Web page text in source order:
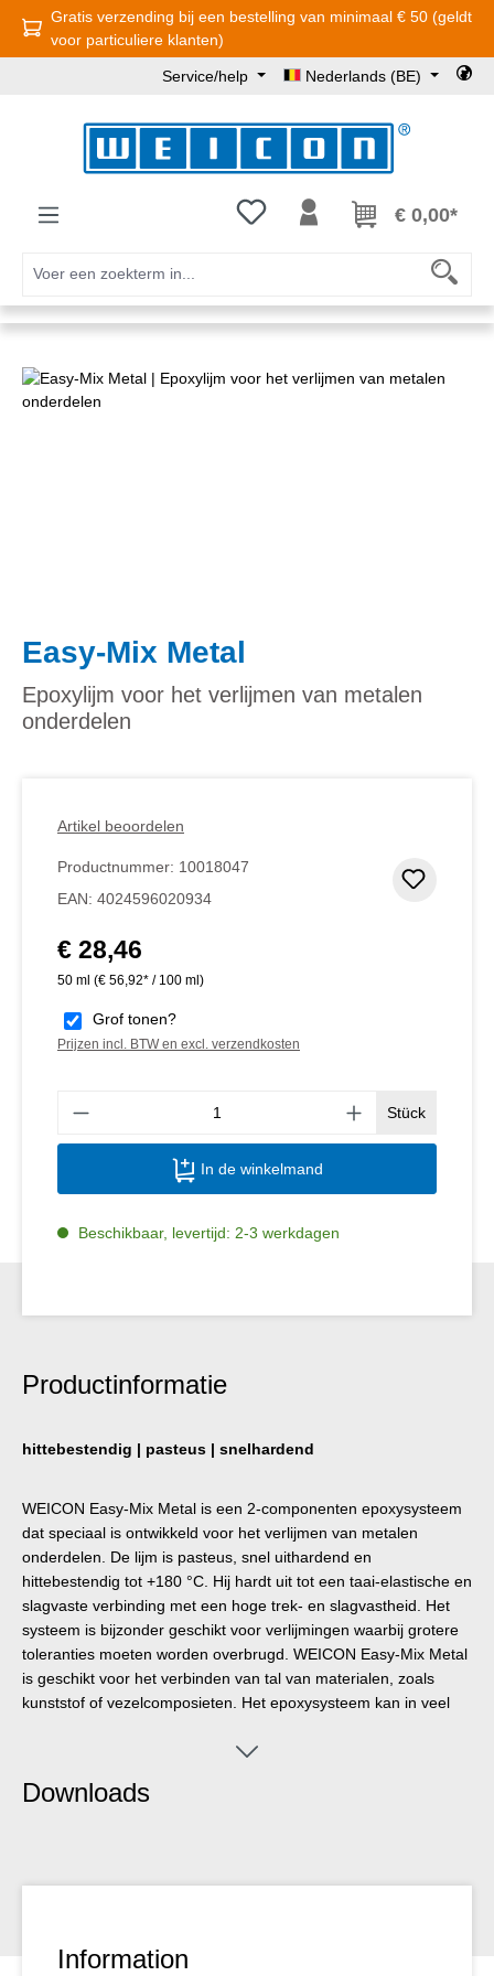
Ga naar de hoofdinhoud
Gratis verzending bij een bestelling van minimaal € 50 (geldt
voor particuliere klanten)
Service/help Nederlands (BE)
Je hebt 0 items op je€ 0,00*
Afbeeldingengalerij overslaan
Easy-Mix Metal
Epoxylijm voor het verlijmen van metalen
onderdelen
Artikel beoordelen
Productnummer: 10018047
EAN: 4024596020934
Normale prijs:
€ 28,46
50 ml (€ 56,92* / 100 ml)
Grof tonen?
Prijzen incl. BTW en excl. verzendkosten
Stück
In de winkelmand
Beschikbaar, levertijd: 2-3 werkdagen
Productinformatie
hittebestendig | pasteus | snelhardend
WEICON Easy-Mix Metal is een 2-componenten epoxysysteem
dat speciaal is ontwikkeld voor het verlijmen van metalen
onderdelen. De lijm is pasteus, snel uithardend en
hittebestendig tot +180 °C. Hij hardt uit tot een taai-elastische en
slagvaste verbinding met een hoge trek- en slagvastheid. Het
systeem is bijzonder geschikt voor verlijmingen waarbij grotere
toleranties moeten worden overbrugd. WEICON Easy-Mix Metal
is geschikt voor het verbinden van tal van materialen, zoals
kunststof of vezelcomposieten. Het epoxysysteem kan in veel
metaalbouw. Voor de verwerking van de Easy-Mix-producten in
handdispenser vereist.
Downloads
Information